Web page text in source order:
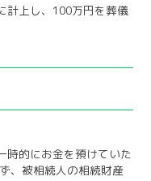
計上し、100万円を葬儀
時的にお金を預けていた
、被相続人の相続財産